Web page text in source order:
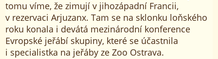
tomu víme, že zimují v jihozápadní Francii,
v rezervaci Arjuzanx. Tam se na sklonku loňského
roku konala i devátá mezinárodní konference
Evropské jeřábí skupiny, které se účastnila
i specialistka na jeřáby ze Zoo Ostrava.